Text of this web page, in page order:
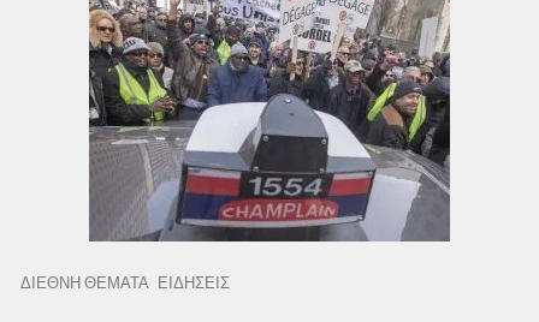
ΔΙΕΘΝΗ ΘΕΜΑΤΑ ΕΙΔΗΣΕΙΣ